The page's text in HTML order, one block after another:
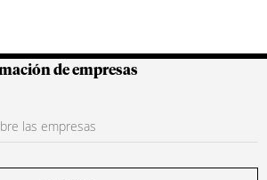
Colombianas
de empresas